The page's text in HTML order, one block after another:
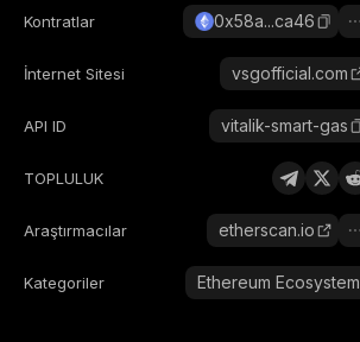
Kontratlar 0x58a...ca46
İnternet Sitesi vsgofficial.com
API ID vitalik-smart-gas
TOPLULUK
Araştırmacılar etherscan.io
Kategoriler Ethereum Ecosystem